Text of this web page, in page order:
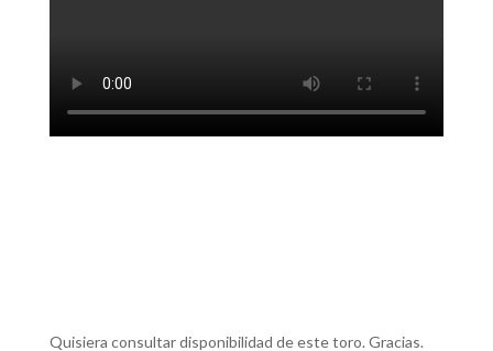
Quisiera consultar disponibilidad de este toro. Gracias.